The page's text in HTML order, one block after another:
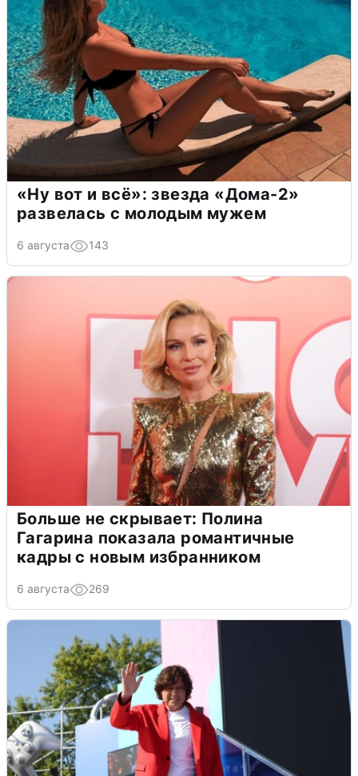
«Ну вот и всё»: звезда «Дома-2»
развелась с молодым мужем
6 августа 143
Больше не скрывает: Полина
Гагарина показала романтичные
кадры с новым избранником
6 августа 269